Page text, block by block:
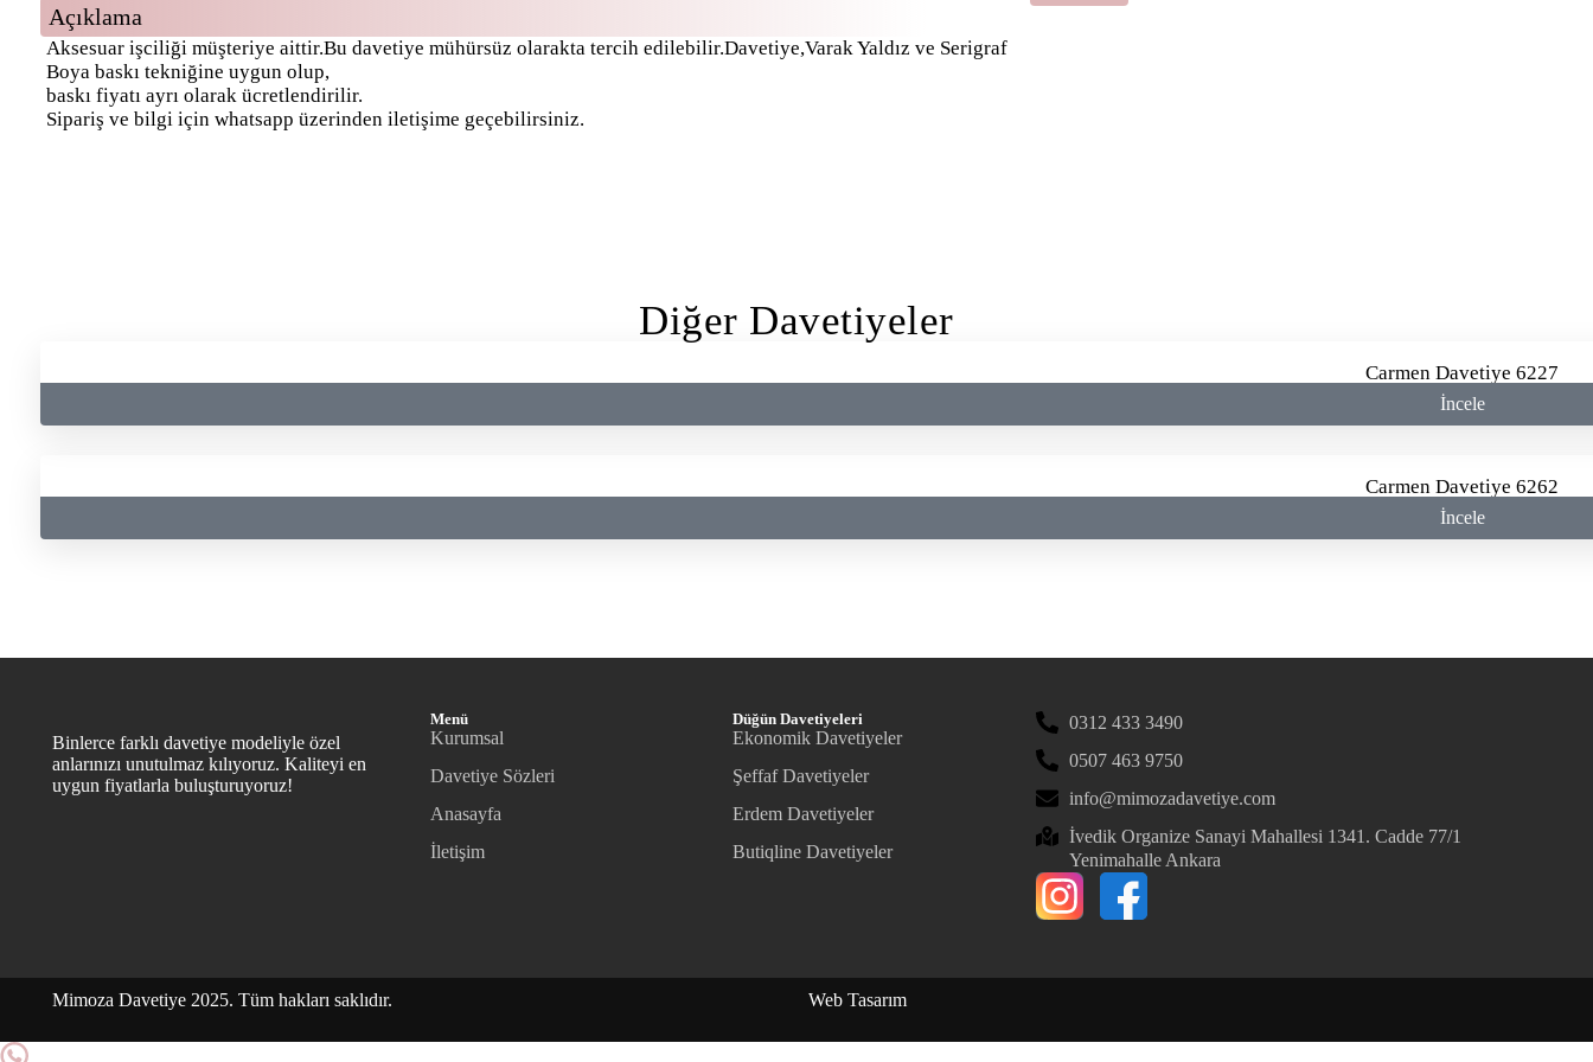
Açıklama
Aksesuar işciliği müşteriye aittir.Bu davetiye mühürsüz olarakta tercih edilebilir.Davetiye,Varak Yaldız ve Serigraf
Boya baskı tekniğine uygun olup,
baskı fiyatı ayrı olarak ücretlendirilir.
Sipariş ve bilgi için whatsapp üzerinden iletişime geçebilirsiniz.
Diğer Davetiyeler
Carmen Davetiye 6227
İncele
Carmen Davetiye 6262
İncele
Binlerce farklı davetiye modeliyle özel
anlarınızı unutulmaz kılıyoruz. Kaliteyi en
uygun fiyatlarla buluşturuyoruz!
Menü
Kurumsal
Davetiye Sözleri
Anasayfa
İletişim
Düğün Davetiyeleri
Ekonomik Davetiyeler
Şeffaf Davetiyeler
Erdem Davetiyeler
Butiqline Davetiyeler
0312 433 3490
0507 463 9750
info@mimozadavetiye.com
İvedik Organize Sanayi Mahallesi 1341. Cadde 77/1
Yenimahalle Ankara
Mimoza Davetiye 2025. Tüm hakları saklıdır. Web Tasarım